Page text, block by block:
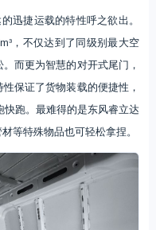
迅捷运载的特性呼之欲出。
，不仅达到了同级别最大空
而更为智慧的对开式尾门，
保证了货物装载的便捷性，
快跑。最难得的是东风睿立达
等特殊物品也可轻松拿捏。